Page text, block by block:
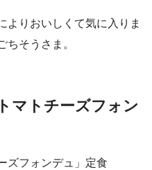
よりおいしくて気に入りま
ちそうさま。
マトチーズフォン
ズフォンデュ」定食